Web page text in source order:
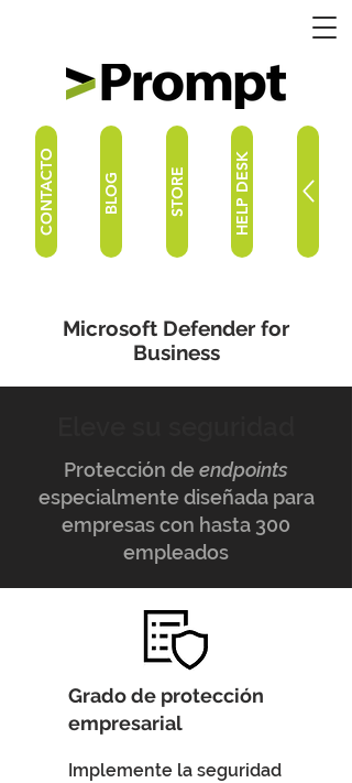
CONTACTO STORE HELP DESK
BLOG
Microsoft Defender for
Business
Protección deendpoints
especialmente diseñada para
empresas con hasta 300
empleados
Grado de protección
empresarial
Implemente la seguridad